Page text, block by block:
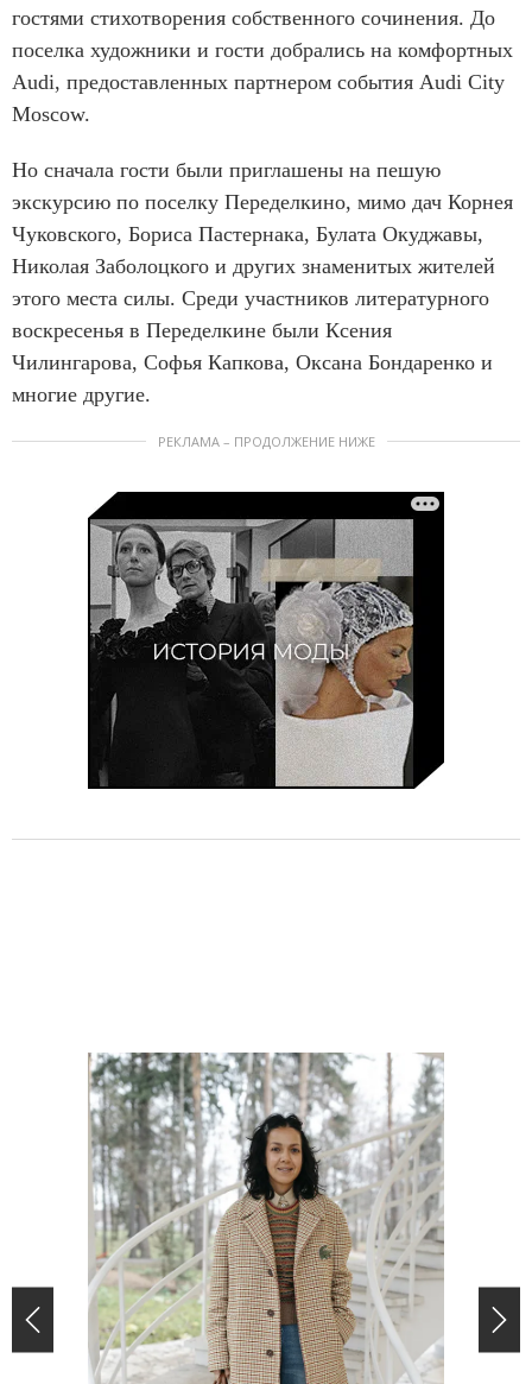
гостями стихотворения собственного сочинения. До
поселка художники и гости добрались на комфортных
Audi, предоставленных партнером события Audi City
Moscow.
Но сначала гости были приглашены на пешую
экскурсию по поселку Переделкино, мимо дач Корнея
Чуковского, Бориса Пастернака, Булата Окуджавы,
Николая Заболоцкого и других знаменитых жителей
этого места силы. Среди участников литературного
воскресенья в Переделкине были Ксения
Чилингарова, Софья Капкова, Оксана Бондаренко и
многие другие.
РЕКЛАМА – ПРОДОЛЖЕНИЕ НИЖЕ